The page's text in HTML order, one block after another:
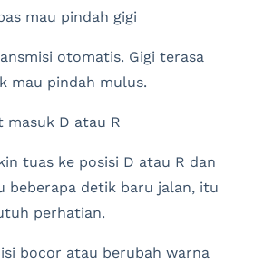
mau pindah gigi
otomatis. Gigi terasa
mau pindah mulus.
masuk D atau R
tuas ke posisi D atau R dan
beberapa detik baru jalan, itu
perhatian.
bocor atau berubah warna